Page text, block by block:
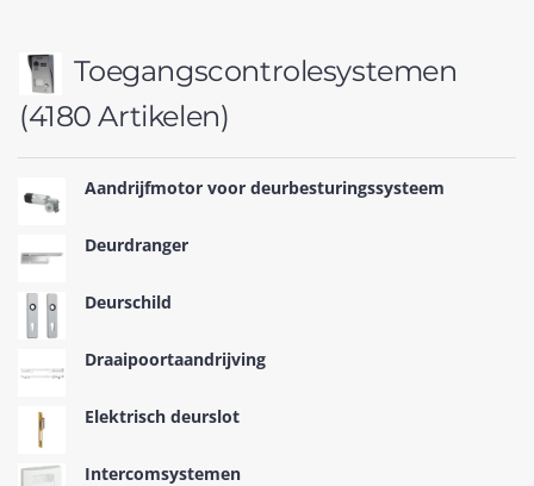
Toegangscontrolesystemen
(4180 Artikelen)
Aandrijfmotor voor deurbesturingssysteem
Deurdranger
Deurschild
Draaipoortaandrijving
Elektrisch deurslot
Intercomsystemen